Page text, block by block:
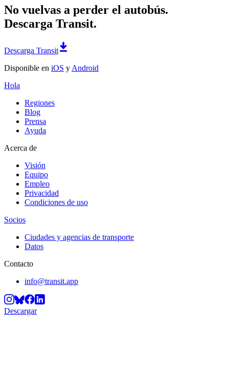
No vuelvas a perder el autobús.
Descarga Transit.
Descarga Transit
Disponible en iOS y Android
Hola
Regiones
Blog
Prensa
Ayuda
Acerca de
Visión
Equipo
Empleo
Privacidad
Condiciones de uso
Socios
Ciudades y agencias de transporte
Datos
Contacto
info@transit.app
Descargar